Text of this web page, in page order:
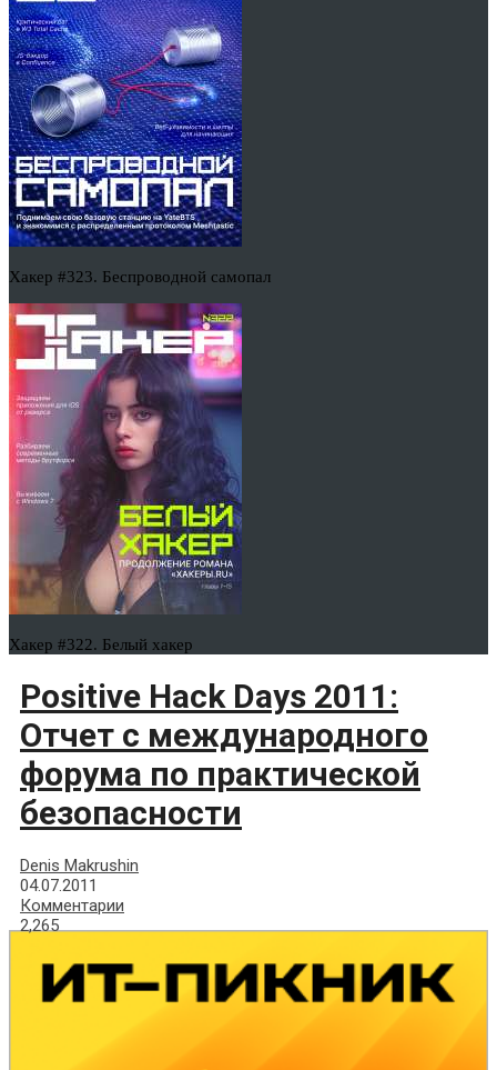
Хакер #323. Беспроводной самопал
Хакер #322. Белый хакер
Positive Hack Days 2011:
Отчет с международного
форума по практической
безопасности
Denis Makrushin
04.07.2011
Комментарии
2,265